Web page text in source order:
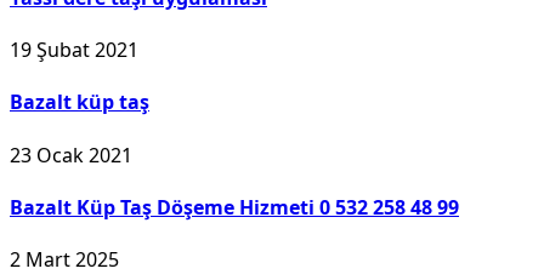
19 Şubat 2021
Bazalt küp taş
23 Ocak 2021
Bazalt Küp Taş Döşeme Hizmeti 0 532 258 48 99
2 Mart 2025